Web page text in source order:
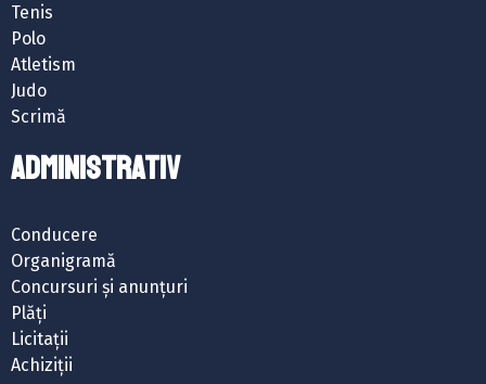
Tenis
Polo
Atletism
Judo
Scrimă
ADMINISTRATIV
Conducere
Organigramă
Concursuri și anunțuri
Plăți
Licitații
Achiziții